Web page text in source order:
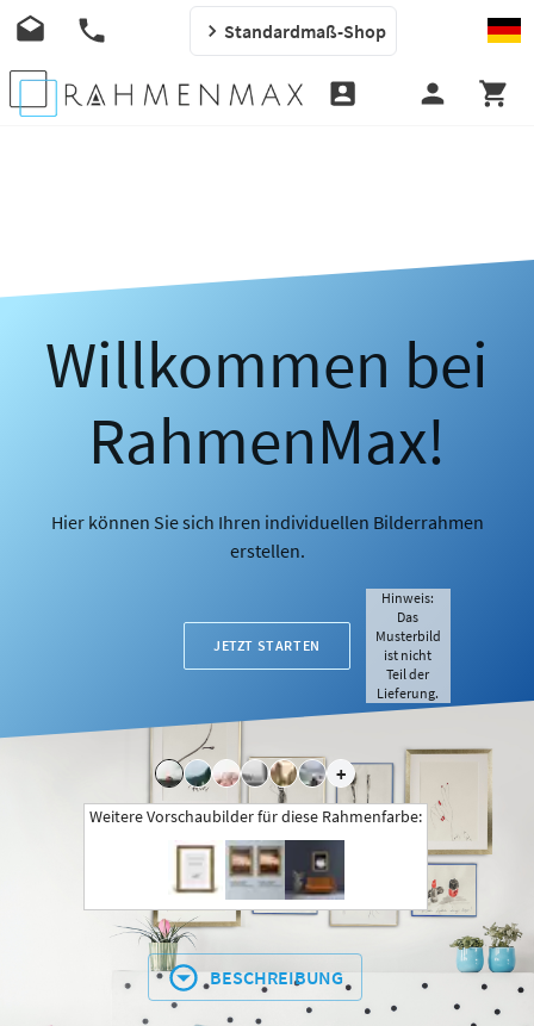
Standardmaß-Shop
Willkommen bei
RahmenMax!
Hier können Sie sich Ihren individuellen Bilderrahmen
erstellen.
JETZT STARTEN
+
Hinweis:
Das
Musterbild
ist nicht
Teil der
Lieferung.
Weitere Vorschaubilder für diese Rahmenfarbe:
BESCHREIBUNG